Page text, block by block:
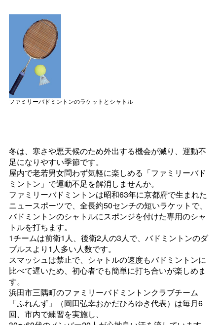
ファミリーバドミントンのラケットとシャトル
冬は、寒さや悪天候のため外出する機会が減り、運動不
足になりやすい季節です。
屋内で老若男女問わず気軽に楽しめる「ファミリーバド
ミントン」で運動不足を解消しませんか。
ファミリーバドミントンは昭和63年に京都府で生まれた
ニュースポーツで、全長約50センチの短いラケットで、
バドミントンのシャトルにスポンジを付けた専用のシャ
トルを打ちます。
1チームは前衛1人、後衛2人の3人で、バドミントンのダ
ブルスより1人多い人数です。
スマッシュは禁止で、シャトルの速度もバドミントンに
比べて遅いため、初心者でも簡単に打ち合いが楽しめま
す。
浜田市三隅町のファミリーバドミントンクラブチーム
「ふれんず」（岡田弘幸おかだひろゆき代表）は毎月6
回、市内で練習を実施し、